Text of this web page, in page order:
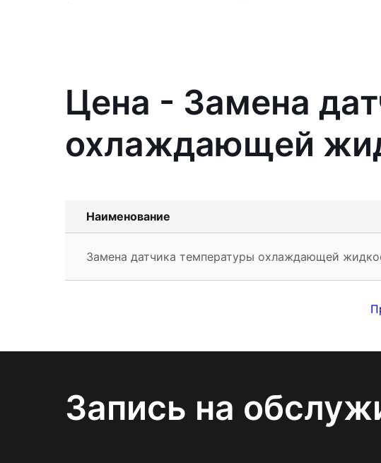
Цена - Замена
охлаждающей
Наименование
Замена датчика температуры охлаждающей
Запись на